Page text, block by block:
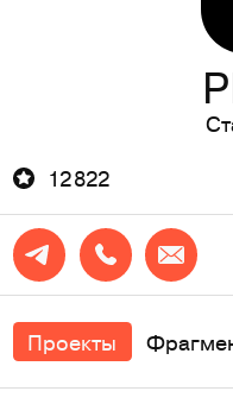
12 822
Проекты